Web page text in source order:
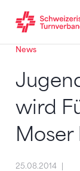
Zum Inhalt
Zur Sitemap
ZumNews
wird
25.08.2014